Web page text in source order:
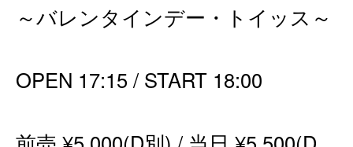
～バレンタインデー・トイッス～
OPEN 17:15 / START 18:00